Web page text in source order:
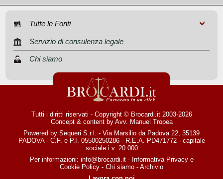
Tutte le Fonti
Servizio di consulenza legale
Chi siamo
Tutti i diritti riservati - Copyright © Brocardi.it 2003-2026
Concept & content by Avv. Manuel Tropea
Powered by Sequeri S.r.l. - Via Marsilio da Padova 22, 35139
PADOVA - C.F. e P.I. 05500250286 - R.E.A. PD471772 - capitale
sociale i.v. 20.000
Per informazioni: info@brocardi.it- Informativa Privacye
Cookie Policy - Chi siamo - Archivio